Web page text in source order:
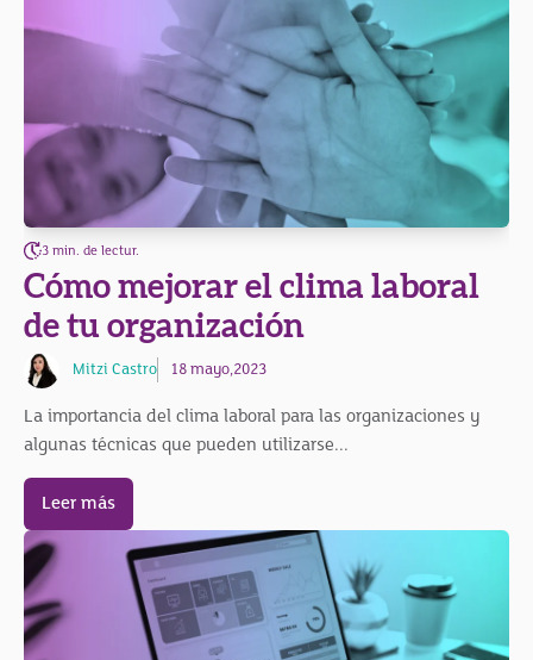
3 min. de lectur.
Cómo mejorar el clima laboral
de tu organización
Mitzi Castro 18 mayo,2023
La importancia del clima laboral para las organizaciones y
algunas técnicas que pueden utilizarse...
Leer más